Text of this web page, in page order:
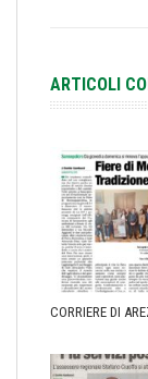
ARTICOLI
CORRIERE DI